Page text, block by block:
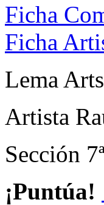
Ficha
Ficha
Lema
Artista
Sección
¡Puntúa!